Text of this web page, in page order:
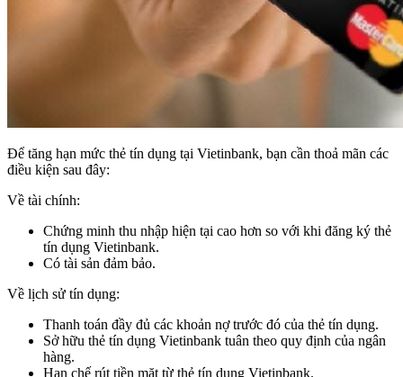
Để tăng hạn mức thẻ tín dụng tại Vietinbank, bạn cần thoả mãn các
điều kiện sau đây:
Về tài chính:
Chứng minh thu nhập hiện tại cao hơn so với khi đăng ký thẻ
tín dụng Vietinbank.
Có tài sản đảm bảo.
Về lịch sử tín dụng:
Thanh toán đầy đủ các khoản nợ trước đó của thẻ tín dụng.
Sở hữu thẻ tín dụng Vietinbank tuân theo quy định của ngân
hàng.
Hạn chế rút tiền mặt từ thẻ tín dụng Vietinbank.